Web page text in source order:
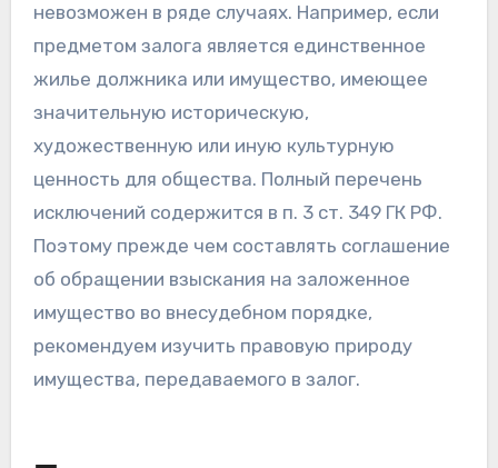
невозможен в ряде случаях. Например, если
предметом залога является единственное
жилье должника или имущество, имеющее
значительную историческую,
художественную или иную культурную
ценность для общества. Полный перечень
исключений содержится в п. 3 ст. 349 ГК РФ.
Поэтому прежде чем составлять соглашение
об обращении взыскания на заложенное
имущество во внесудебном порядке,
рекомендуем изучить правовую природу
имущества, передаваемого в залог.